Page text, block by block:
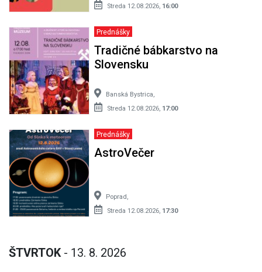
Streda 12.08.2026, 16:00
Prednášky
Tradičné bábkarstvo na
Slovensku
Banská Bystrica,
Streda 12.08.2026, 17:00
Prednášky
AstroVečer
Poprad,
Streda 12.08.2026, 17:30
ŠTVRTOK - 13. 8. 2026